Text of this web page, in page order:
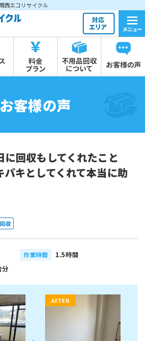
西エコリサイクル
お客様の声
に回収もしてくれたこと
パキとしてくれて本当に助
収
作業時間 1.5時間
分